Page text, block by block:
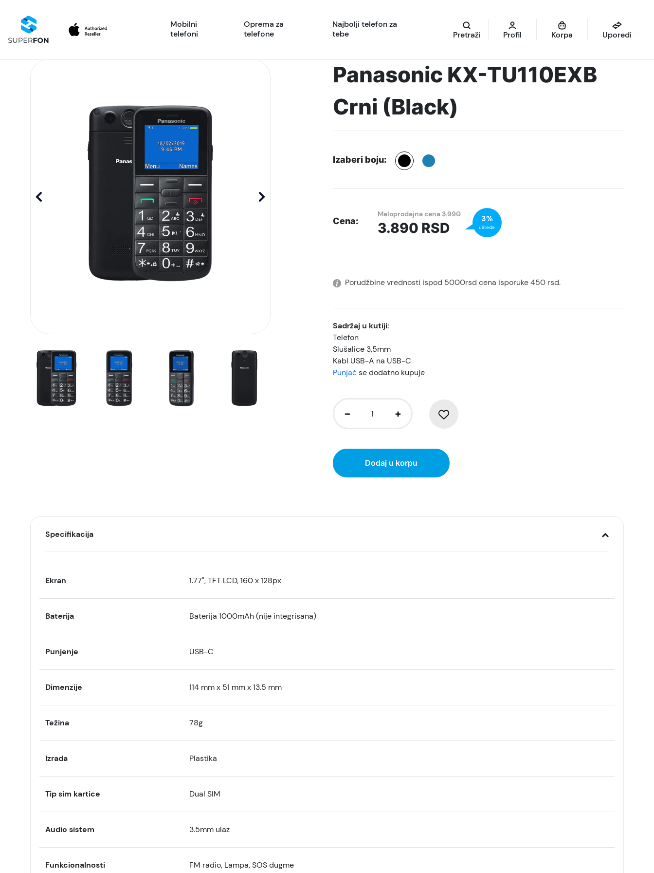
Mobilni
telefoni
Oprema za
telefone
Najbolji telefon za
tebe
Pretraži Profil Korpa Uporedi
Panasonic KX-TU110EXB
Crni (Black)
Izaberi boju:
Cena:
Maloprodajna cena3.990
3.890 RSD
3%
uštede
Porudžbine vrednosti ispod 5000rsd cena isporuke 450 rsd.
Sadržaj u kutiji:
Telefon
Slušalice 3,5mm
Kabl USB-A na USB-C
Punjačse dodatno kupuje
Dodaj u korpu
Specifikacija
Ekran 1.77", TFT LCD, 160 x 128px
Baterija Baterija 1000mAh (nije integrisana)
Punjenje USB-C
Dimenzije 114 mm x 51 mm x 13.5 mm
Težina 78g
Izrada Plastika
Tip sim kartice Dual SIM
Audio sistem 3.5mm ulaz
Funkcionalnosti FM radio, Lampa, SOS dugme